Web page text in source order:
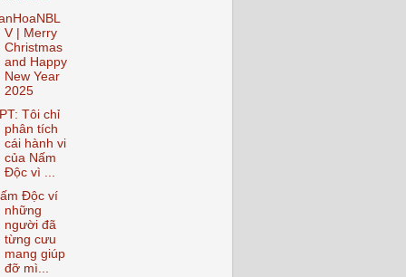
V | Merry
Christmas
and Happy
New Year
2025
Tôi chỉ
phân tích
cái hành vi
của Nấm
Độc vì ...
Độc ví
những
người đã
từng cưu
mang giúp
đỡ mì...